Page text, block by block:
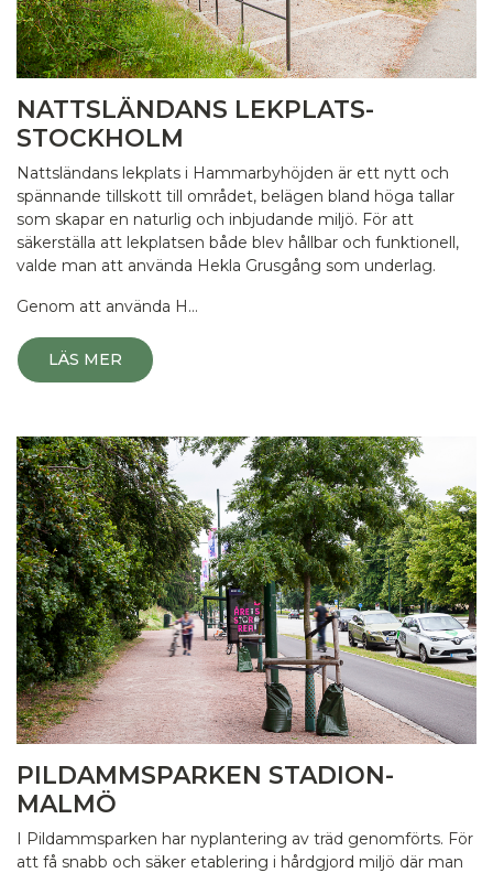
NATTSLÄNDANS LEKPLATS-
STOCKHOLM
Nattsländans lekplats i Hammarbyhöjden är ett nytt och
spännande tillskott till området, belägen bland höga tallar
som skapar en naturlig och inbjudande miljö. För att
säkerställa att lekplatsen både blev hållbar och funktionell,
valde man att använda Hekla Grusgång som underlag.
Genom att använda H…
LÄS MER
PILDAMMSPARKEN STADION-
MALMÖ
I Pildammsparken har nyplantering av träd genomförts. För
att få snabb och säker etablering i hårdgjord miljö där man